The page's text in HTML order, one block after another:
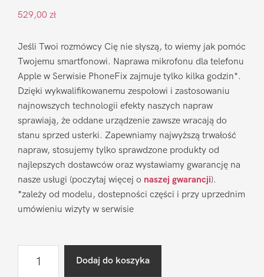
529,00 zł
Jeśli Twoi rozmówcy Cię nie słyszą, to wiemy jak pomóc
Twojemu smartfonowi. Naprawa mikrofonu dla telefonu
Apple w Serwisie PhoneFix zajmuje tylko kilka godzin*.
Dzięki wykwalifikowanemu zespołowi i zastosowaniu
najnowszych technologii efekty naszych napraw
sprawiają, że oddane urządzenie zawsze wracają do
stanu sprzed usterki. Zapewniamy najwyższą trwałość
napraw, stosujemy tylko sprawdzone produkty od
najlepszych dostawców oraz wystawiamy gwarancję na
nasze usługi (poczytaj więcej o naszej gwarancji).
*zależy od modelu, dostepności części i przy uprzednim
umówieniu wizyty w serwisie
Dodaj do koszyka